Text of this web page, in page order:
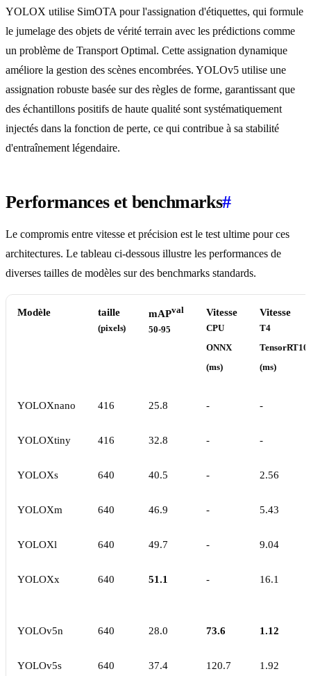
YOLOX utilise SimOTA pour l'assignation d'étiquettes, qui formule
le jumelage des objets de vérité terrain avec les prédictions comme
un problème de Transport Optimal. Cette assignation dynamique
améliore la gestion des scènes encombrées. YOLOv5 utilise une
assignation robuste basée sur des règles de forme, garantissant que
des échantillons positifs de haute qualité sont systématiquement
injectés dans la fonction de perte, ce qui contribue à sa stabilité
d'entraînement légendaire.
Performances et benchmarks#
Le compromis entre vitesse et précision est le test ultime pour ces
architectures. Le tableau ci-dessous illustre les performances de
diverses tailles de modèles sur des benchmarks standards.
Modèle taille
(pixels)
mAPval
50-95
Vitesse
CPU
ONNX
(ms)
Vitesse
T4
TensorRT10
(ms)
YOLOXnano 416 25.8 - -
YOLOXtiny 416 32.8 - -
YOLOXs 640 40.5 - 2.56
YOLOXm 640 46.9 - 5.43
YOLOXl 640 49.7 - 9.04
YOLOXx 640 51.1 - 16.1
YOLOv5n 640 28.0 73.6 1.12
YOLOv5s 640 37.4 120.7 1.92